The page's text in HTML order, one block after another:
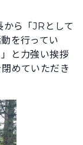
ら「JRとして
を行ってい
と力強い挨拶
めていただき